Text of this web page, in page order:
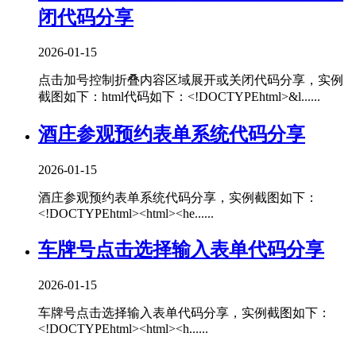
闭代码分享
2026-01-15
点击加号控制折叠内容区域展开或关闭代码分享，实例
截图如下：html代码如下：<!DOCTYPEhtml>&l......
酒庄参观预约表单系统代码分享
2026-01-15
酒庄参观预约表单系统代码分享，实例截图如下：
<!DOCTYPEhtml><html><he......
车牌号点击选择输入表单代码分享
2026-01-15
车牌号点击选择输入表单代码分享，实例截图如下：
<!DOCTYPEhtml><html><h......